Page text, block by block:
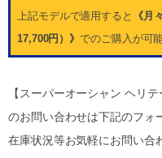
上記モデルで適用すると
《月
17,700円）》でのご購入が可能
【スーパーオーシャン ヘリ
のお問い合わせは下記のフォ
在庫状況等お気軽にお問い合